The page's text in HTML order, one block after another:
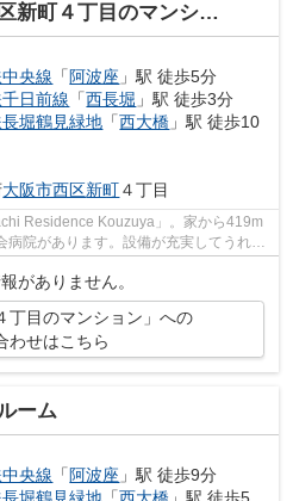
町４丁目のマンション
央線 「 阿波座 」駅 徒歩5分
日前線 「西長堀 」駅 徒歩3分
堀鶴見緑地 「西大橋 」駅 徒歩10
大阪市西区新町４丁目
Residence Kouzuya」。家から419m
院があります。設備が充実してうれし
がありません。
丁目のマンション」への
わせはこちら
ーム
央線 「 阿波座 」駅 徒歩9分